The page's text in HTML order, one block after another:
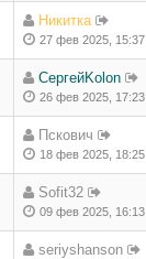
Никитка
27 фев 2025, 15:37
СергейKolon
26 фев 2025, 17:23
Пскович
18 фев 2025, 18:25
Sofit32
09 фев 2025, 16:13
seriyshanson